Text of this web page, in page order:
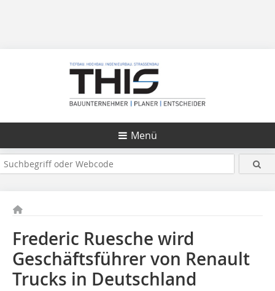
Menü
Frederic Ruesche wird
Geschäftsführer von Renault
Trucks in Deutschland